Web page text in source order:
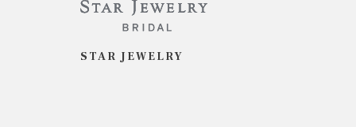
STAR JEWELRY